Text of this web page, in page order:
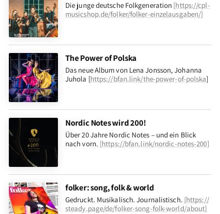
Die junge deutsche Folkgeneration [https://cpl-
musicshop.de/folker/folker-einzelausgaben/]
The Power of Polska
Das neue Album von Lena Jonsson, Johanna
Juhola [https://bfan.link/the-power-of-polska]
Nordic Notes wird 200!
Über 20 Jahre Nordic Notes – und ein Blick
nach vorn. [https://bfan.link/nordic-notes-200]
folker: song, folk & world
Gedruckt. Musikalisch. Journalistisch. [https://
steady.page/de/folker-song-folk-world/about]